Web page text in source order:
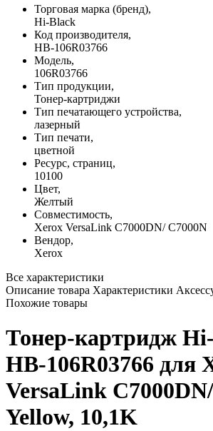
Торговая марка (бренд),
Hi-Black
Код производителя,
HB-106R03766
Модель,
106R03766
Тип продукции,
Тонер-картриджи
Тип печатающего устройства,
лазерный
Тип печати,
цветной
Ресурс, страниц,
10100
Цвет,
Желтый
Совместимость,
Xerox VersaLink C7000DN/ C7000N
Вендор,
Xerox
Все характеристики
Описание товара Характеристики
Похожие товары
Тонер-картридж
HB-106R03766 для
VersaLink
Yellow, 10,1K